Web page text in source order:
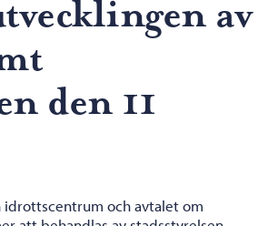
av
den 11
och avtalet om